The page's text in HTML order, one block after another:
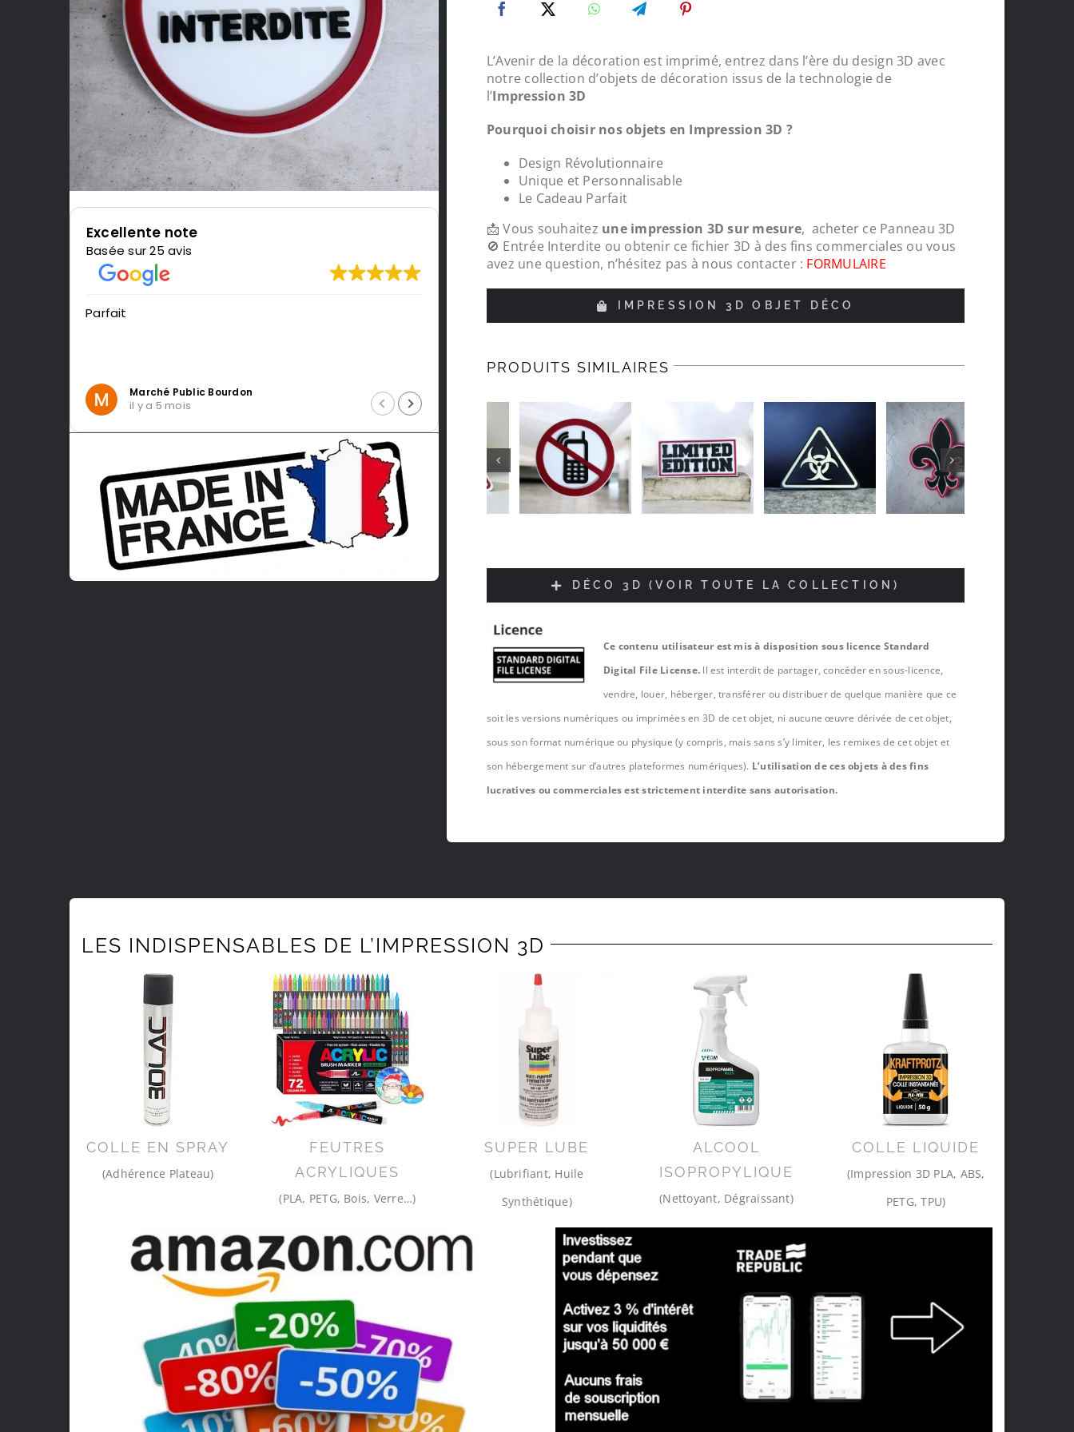
Excellente note
Basée sur 25 avis
Très content de l'impression, je recommande
Intragest Etude
il y a 5 mois
Protections chapeaux de poteaux bois sur mesures
il y a 5 mois
Je suis très satisfait de ma
il y a 5 mois
L’Avenir de la décoration est imprimé, entrez dans l’ère du design 3D avec
notre collection d’objets de décoration issus de la technologie de
l’Impression 3D
Pourquoi choisir nos objets en Impression 3D ?
Design Révolutionnaire
Unique et Personnalisable
Le Cadeau Parfait
📩 Vous souhaitez une impression 3D sur mesure, acheter ce Panneau 3D
🚫 Entrée Interdite ou obtenir ce fichier 3D à des fins commerciales ou vous
avez une question, n’hésitez pas à nous contacter : FORMULAIRE
IMPRESSION 3D OBJET DÉCO
PRODUITS SIMILAIRES
DÉCO 3D (VOIR TOUTE LA COLLECTION)
Ce contenu utilisateur est mis à disposition sous licence Standard
Digital File License. Il est interdit de partager, concéder en sous-licence,
vendre, louer, héberger, transférer ou distribuer de quelque manière que ce
soit les versions numériques ou imprimées en 3D de cet objet, ni aucune œuvre dérivée de cet objet,
sous son format numérique ou physique (y compris, mais sans s’y limiter, les remixes de cet objet et
son hébergement sur d’autres plateformes numériques). L’utilisation de ces objets à des fins
lucratives ou commerciales est strictement interdite sans autorisation.
LES INDISPENSABLES DE L’IMPRESSION 3D
COLLE EN SPRAY
(Adhérence Plateau)
FEUTRES
ACRYLIQUES
(PLA, PETG, Bois, Verre…)
SUPER LUBE
(Lubrifiant, Huile
Synthétique)
ALCOOL
ISOPROPYLIQUE
(Nettoyant, Dégraissant)
COLLE LIQUIDE
(Impression 3D PLA, ABS,
PETG, TPU)